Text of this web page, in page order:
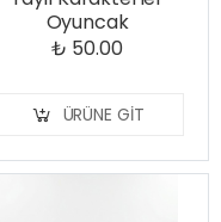
Oyuncak
₺ 50.00
ÜRÜNE GIT